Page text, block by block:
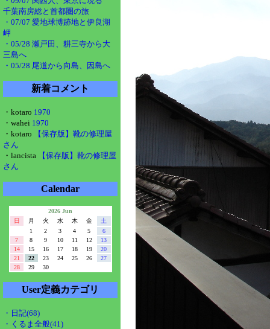
千葉南房総と首都圏の旅
・07/07 愛地球博跡地と伊良湖
岬
・05/28 瀬戸田、耕三寺から大
三島へ
・05/28 尾道から向島、因島へ
新着コメント
・kotaro 1970
・wahei 1970
・kotaro
【保存版】靴の修理屋
さん
・lancista
【保存版】靴の修理屋
さん
Calendar
2026 Jun
日
月 火 水 木 金
土
1
2 3 4 5
6
7
8 9 10 11 12
13
14
15 16 17 18 19
20
21
22 23 24 25 26
27
28
29 30
User定義カテゴリ
・日記(68)
・くるま全般(41)